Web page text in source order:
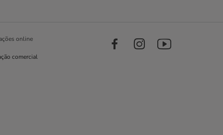
online
comercial